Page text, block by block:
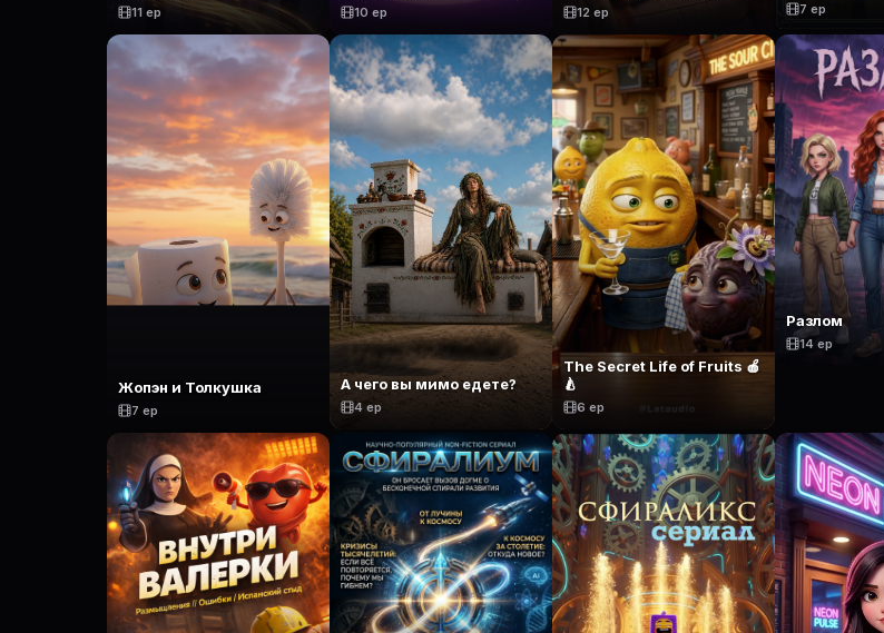
11 ep 10 ep 12 ep 7 ep
Жопэн и Толкушка
7 ep
А чего вы мимо едете?
4 ep
The Secret Life of Fruits 🍎
🍐
6 ep
Разлом
14 ep